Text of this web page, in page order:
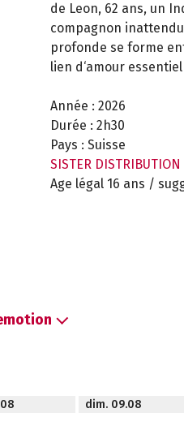
de Leon, 62 ans, un
compagnon
profonde se forme
lien d‘amour
Année : 2026
Durée : 2h30
Pays : Suisse
SISTER DISTRIBUTION
Age légal 16 ans /
dim. 09.08